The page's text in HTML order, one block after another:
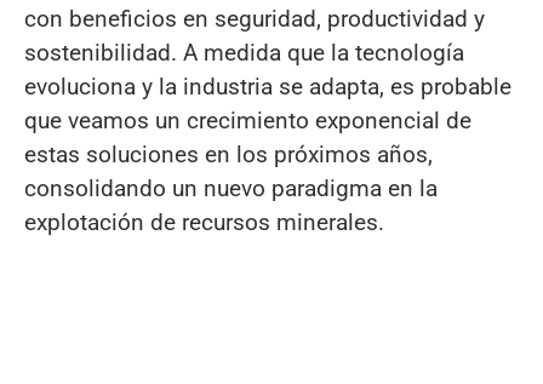
con beneficios en seguridad, productividad y
sostenibilidad. A medida que la tecnología
evoluciona y la industria se adapta, es probable
que veamos un crecimiento exponencial de
estas soluciones en los próximos años,
consolidando un nuevo paradigma en la
explotación de recursos minerales.